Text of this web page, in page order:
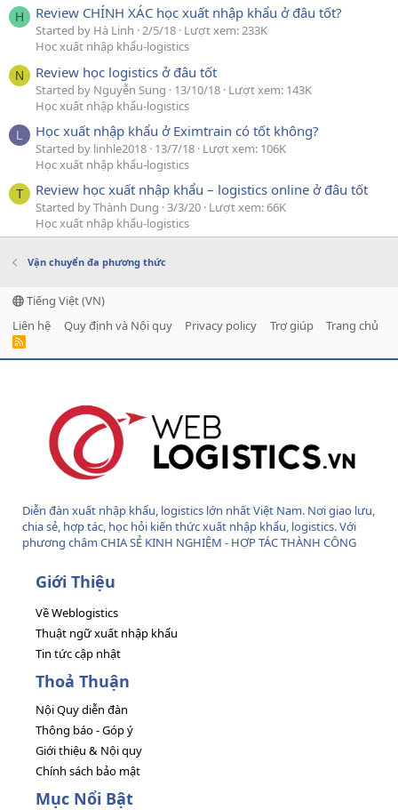
H Review CHÍNH XÁC học xuất nhập khẩu ở đâu tốt?
Started by Hà Linh 2/5/18 Lượt xem: 233K
Học xuất nhập khẩu-logistics
N Review học logistics ở đâu tốt
Started by Nguyễn Sung 13/10/18 Lượt xem: 143K
Học xuất nhập khẩu-logistics
L Học xuất nhập khẩu ở Eximtrain có tốt không?
Started by linhle2018 13/7/18 Lượt xem: 106K
Học xuất nhập khẩu-logistics
T Review học xuất nhập khẩu – logistics online ở đâu tốt
Started by Thành Dung 3/3/20 Lượt xem: 66K
Học xuất nhập khẩu-logistics
Vận chuyển đa phương thức
Tiếng Việt (VN)
Liên hệ
Quy định và Nội quy Privacy policy Trợ giúp Trang chủ
R
Diễn đàn xuất nhập khẩu, logistics lớn nhất Việt Nam. Nơi giao lưu,
chia sẻ, hợp tác, học hỏi kiến thức xuất nhập khẩu, logistics. Với
phương châm CHIA SẺ KINH NGHIỆM - HỢP TÁC THÀNH CÔNG
Giới Thiệu
Về Weblogistics
Thuật ngữ xuất nhập khẩu
Tin tức cập nhật
Thoả Thuận
Nội Quy diễn đàn
Thông báo - Góp ý
Giới thiệu & Nội quy
Chính sách bảo mật
Mục Nổi Bật